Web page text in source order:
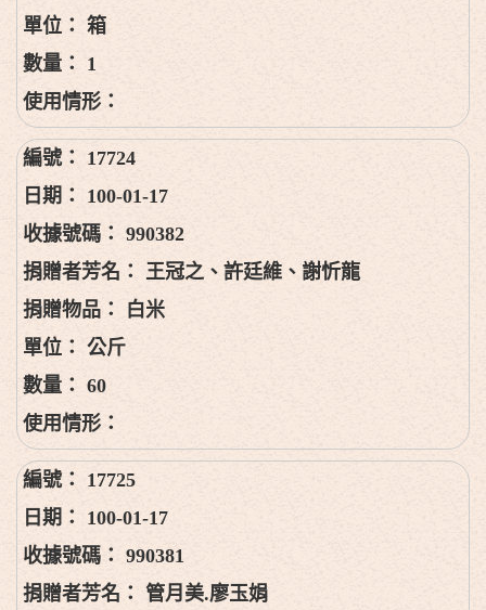
箱
1
17724
100-01-17
990382
王冠之、許廷維、謝忻龍
白米
公斤
60
17725
100-01-17
990381
管月美.廖玉娟